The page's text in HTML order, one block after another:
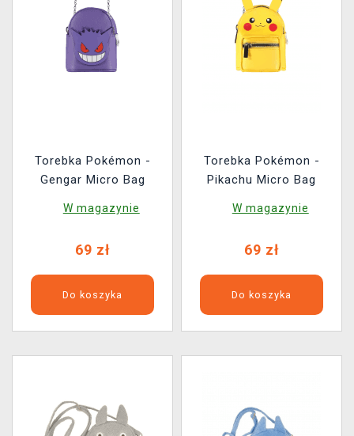
Torebka Pokémon -
Gengar Micro Bag
W magazynie
69 zł
Do koszyka
Torebka Pokémon -
Pikachu Micro Bag
W magazynie
69 zł
Do koszyka